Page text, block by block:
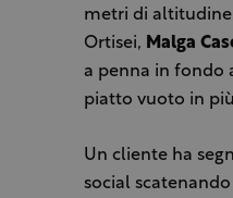
metri di
Ortisei, Malga
a penna in fondo
piatto vuoto in più
Un cliente ha
social